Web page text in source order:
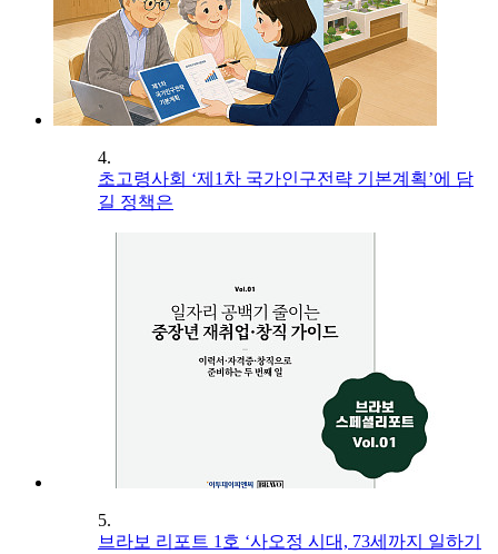
4.
초고령사회 ‘제1차 국가인구전략 기본계획’에 담
길 정책은
5.
브라보 리포트 1호 ‘사오정 시대, 73세까지 일하기